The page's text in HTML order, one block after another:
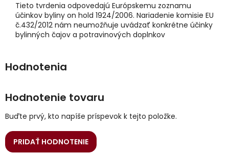
Tieto tvrdenia odpovedajú Európskemu zoznamu
účinkov byliny on hold 1924/2006. Nariadenie komisie EU
č.432/2012 nám neumožňuje uvádzať konkrétne účinky
bylinných čajov a potravinových doplnkov
Hodnotenie tovaru
Buďte prvý, kto napíše príspevok k tejto položke.
PRIDAŤ HODNOTENIE